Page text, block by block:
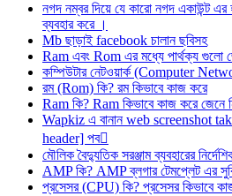
নগদ নম্বর দিয়ে যে কারো নগদ একাউন্ট
ব্যবহার করে ।
Mb ছাড়াই facebook চালান ছবিসহ
Ram এবং Rom এর মধ্যে পার্থক্য গুলো
কম্পিউটার নেটওয়ার্ক (Computer
রম (Rom) কি? রম কিভাবে কাজ করে
Ram কি? Ram কিভাবে কাজ করে জেনে
Wapkiz এ বানান web screenshot
header] পব
মৌলিক বৈদ্যুতিক সরঞ্জাম ব্যবহারের
AMP কি? AMP ব্লগার টেমপ্লেট এর
প্রসেসর (CPU) কি? প্রসেসর কিভাবে